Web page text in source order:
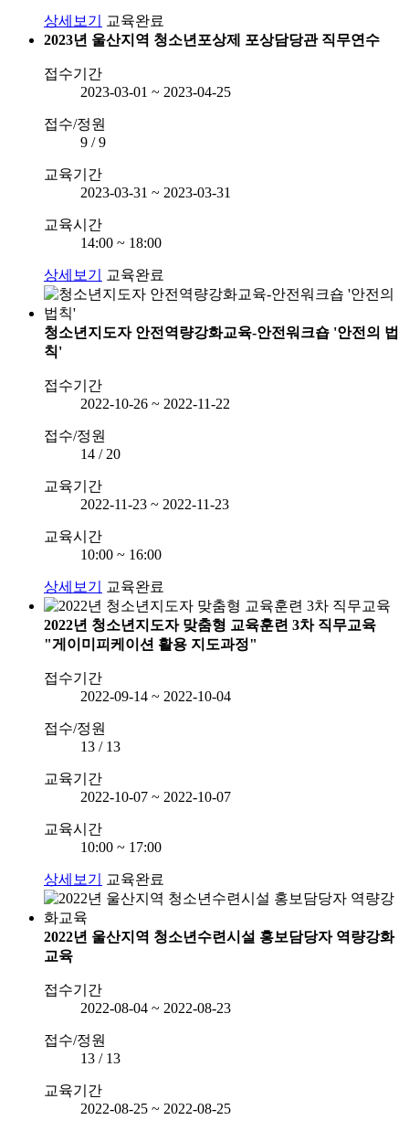
상세보기
교육완료
2023년 울산지역 청소년포상제 포상담당관 직무연수
접수기간
2023-03-01 ~ 2023-04-25
접수/정원
9 / 9
교육기간
2023-03-31 ~ 2023-03-31
교육시간
14:00 ~ 18:00
상세보기 교육완료
청소년지도자 안전역량강화교육-안전워크숍 '안전의 법
칙'
접수기간
2022-10-26 ~ 2022-11-22
접수/정원
14 / 20
교육기간
2022-11-23 ~ 2022-11-23
교육시간
10:00 ~ 16:00
상세보기 교육완료
2022년 청소년지도자 맞춤형 교육훈련 3차 직무교육
"게이미피케이션 활용 지도과정"
접수기간
2022-09-14 ~ 2022-10-04
접수/정원
13 / 13
교육기간
2022-10-07 ~ 2022-10-07
교육시간
10:00 ~ 17:00
상세보기 교육완료
2022년 울산지역 청소년수련시설 홍보담당자 역량강화
교육
접수기간
2022-08-04 ~ 2022-08-23
접수/정원
13 / 13
교육기간
2022-08-25 ~ 2022-08-25